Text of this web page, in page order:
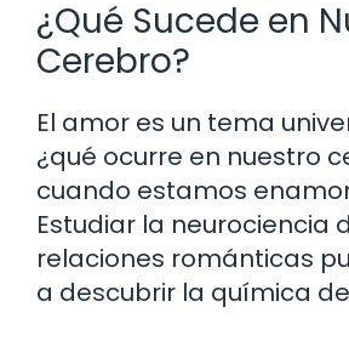
¿Qué Sucede en
Cerebro?
El amor es un tema
¿qué ocurre en nuestro
cuando estamos
Estudiar la neurociencia
relaciones románticas
a descubrir la química